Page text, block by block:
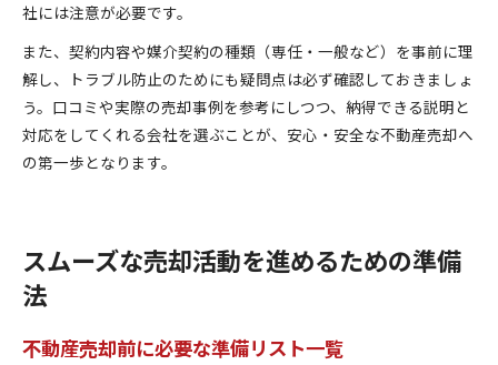
社には注意が必要です。
また、契約内容や媒介契約の種類（専任・一般など）を事前に理
解し、トラブル防止のためにも疑問点は必ず確認しておきましょ
う。口コミや実際の売却事例を参考にしつつ、納得できる説明と
対応をしてくれる会社を選ぶことが、安心・安全な不動産売却へ
の第一歩となります。
スムーズな売却活動を進めるための準備
法
不動産売却前に必要な準備リスト一覧